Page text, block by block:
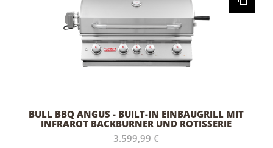
BULL BBQ ANGUS - BUILT-IN EINBAUGRILL MIT
INFRAROT BACKBURNER UND ROTISSERIE
3.599,99 €